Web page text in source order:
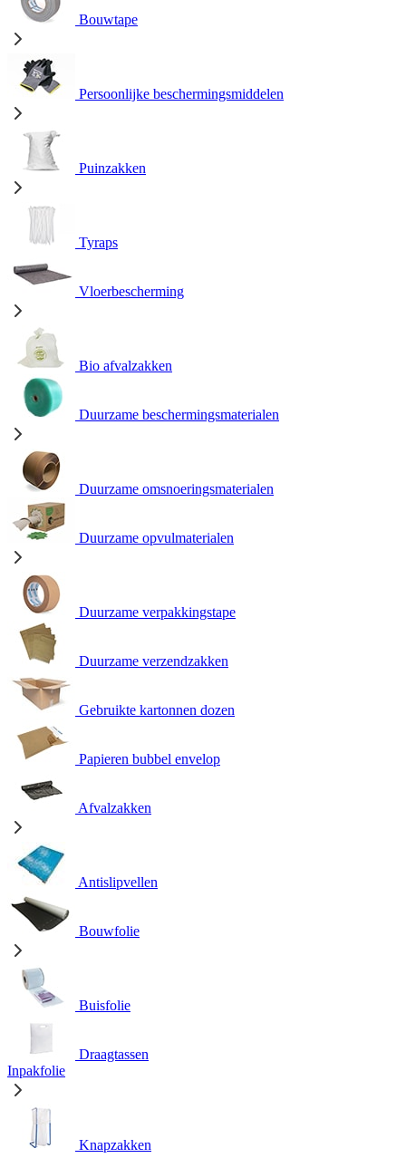
Bouwtape
Persoonlijke beschermingsmiddelen
Puinzakken
Tyraps
Vloerbescherming
Bio afvalzakken
Duurzame beschermingsmaterialen
Duurzame omsnoeringsmaterialen
Duurzame opvulmaterialen
Duurzame verpakkingstape
Duurzame verzendzakken
Gebruikte kartonnen dozen
Papieren bubbel envelop
Afvalzakken
Antislipvellen
Bouwfolie
Buisfolie
Draagtassen
Inpakfolie
Knapzakken